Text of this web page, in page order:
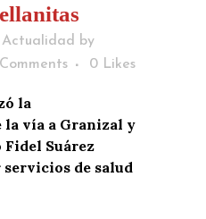
Actualidad
by
0 Likes
la
vía a Granizal y
Suárez
de salud